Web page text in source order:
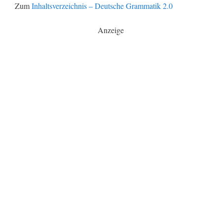
ZumInhaltsverzeichnis – Deutsche Grammatik 2.0
Anzeige